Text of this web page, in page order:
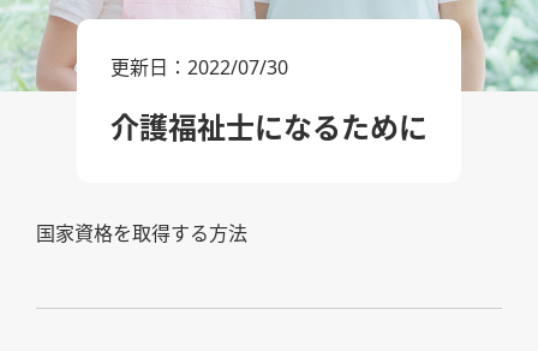
更新日： 2022/07/30
介護福祉士になるために
国家資格を取得する方法